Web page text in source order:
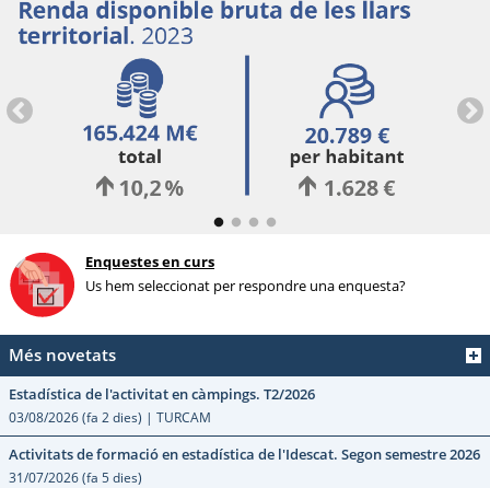
Enquestes en curs
Us hem seleccionat per respondre una enquesta?
Més novetats
Estadística de l'activitat en càmpings. T2/2026
03/08/2026(fa 2 dies) | TURCAM
Activitats de formació en estadística de l'Idescat. Segon semestre 2026
31/07/2026(fa 5 dies)